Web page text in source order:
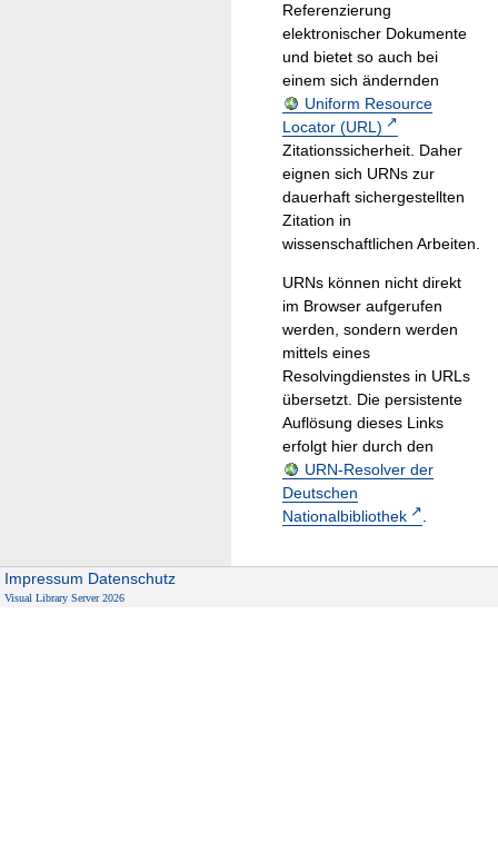
Referenzierung
elektronischer Dokumente
und bietet so auch bei
einem sich ändernden
Uniform Resource
Locator (URL)
Zitationssicherheit. Daher
eignen sich URNs zur
dauerhaft sichergestellten
Zitation in
wissenschaftlichen Arbeiten.
URNs können nicht direkt
im Browser aufgerufen
werden, sondern werden
mittels eines
Resolvingdienstes in URLs
übersetzt. Die persistente
Auflösung dieses Links
erfolgt hier durch den
URN-Resolver der
Deutschen
Nationalbibliothek
.
Impressum Datenschutz
Visual Library Server 2026